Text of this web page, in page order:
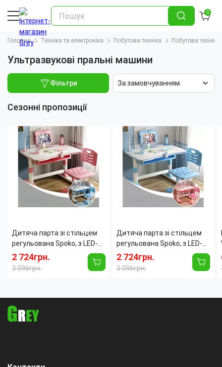
0
Головна Техніка та електроніка Побутова техніка Побутова
Ультразвукові пральні машини
Фільтри За замовчуванням
Сезонні пропозиції
Дитяча парта зі стільцем
регульована Spoko, з LED-
лампою та підставкою для
книг, канцелярії, 70х50 см,
синя Рожевий
2 724грн.
3 096грн.
Дитяча парта зі стільцем
регульована Spoko, з LED-
лампою та підставкою для
книг, канцелярії, 70х50 см,
2 724грн.
3 096грн.